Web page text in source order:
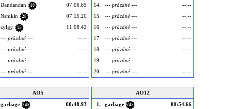
Dandandan 10
07:06.65
Nsmkln 28
07:15.20
zylgy 15
11:08.42
--- prázdné ---
--:--
--- prázdné ---
--:--
--- prázdné ---
--:--
--- prázdné --- --:--
14.
--- prázdné ---
--:--
15.
--- prázdné ---
--:--
16.
--- prázdné ---
--:--
17.
--- prázdné ---
--:--
18.
--- prázdné ---
--:--
19.
--- prázdné ---
--:--
20.
--- prázdné --- --:--
AO5
garbage 245
00:48.93
AO12
1.
garbage 245
00:54.66